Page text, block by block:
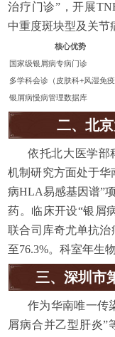
治疗门诊”，开展
中重度斑块型及关节
核心优势
国家级银屑病专病门诊
多学科会诊（皮肤科+风湿免疫
银屑病慢病管理数据库
二、北
依托北大医学部
机制研究方面处于华
病HLA易感基因谱”
药。临床开设“银屑
联合司库奇尤单抗治
至76.3%。科室年生
三、深圳市
作为华南唯一传
屑病合并乙型肝炎”